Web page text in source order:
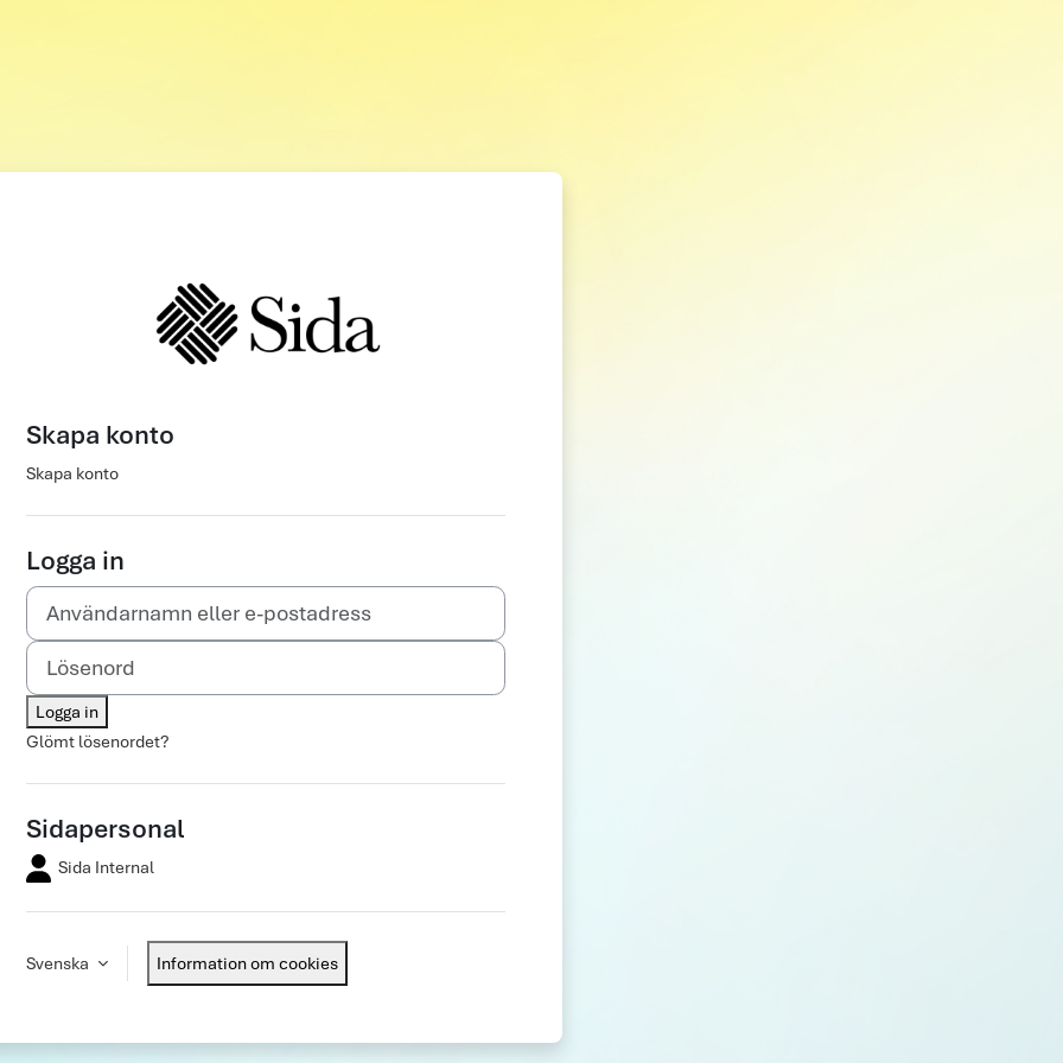
Logga in på Sida ITP portal
Skapa konto
Skapa konto
Logga in
Användarnamn eller e-postadress
Lösenord
Logga in
Glömt lösenordet?
Sidapersonal
Sida Internal
Svenska Information om cookies